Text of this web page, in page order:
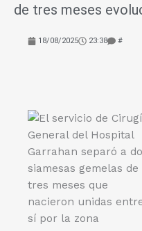
de tres meses
18/08/2025 23:38 #